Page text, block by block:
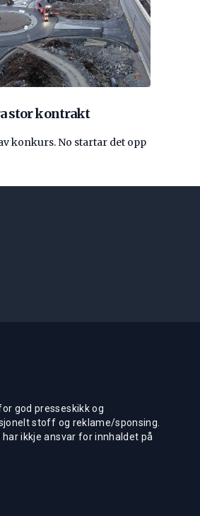
stor kontrakt
konkurs. No startar det opp
god presseskikk og
stoff og reklame/sponsing.
har ikkje ansvar for innhaldet på